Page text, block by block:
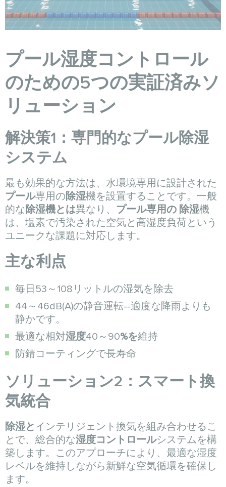
プール湿度コントロール
のための5つの実証済みソ
リューション
解決策1：専門的なプール除湿
システム
最も効果的な方法は、水環境専用に設計された
プール専用の除湿機を設置することです。一般
的な 除湿機とは異なり、 プール専用の 除湿機
は、塩素で汚染された空気と高湿度負荷という
ユニークな課題に対応します。
主な利点
毎日53～108リットルの湿気を除去
44～46dB(A)の静音運転--適度な降雨よりも
静かです。
最適な相対湿度40～90%を維持
防錆コーティングで長寿命
ソリューション2：スマート換
気統合
除湿と インテリジェント換気を組み合わせるこ
とで、総合的な湿度コントロールシステムを構
築します。このアプローチにより、最適な湿度
レベルを維持しながら新鮮な空気循環を確保し
ます。